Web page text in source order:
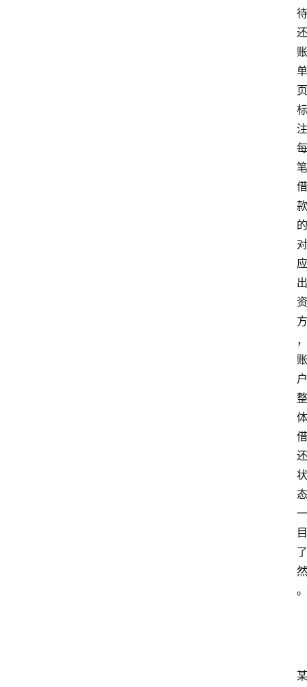
待
还
账
单
页
标
注
每
笔
借
款
的
对
应
出
资
方
，
账
户
整
体
借
还
状
态
一
目
了
然
。
某